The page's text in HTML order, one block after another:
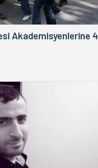
Akademisyenlerine 4